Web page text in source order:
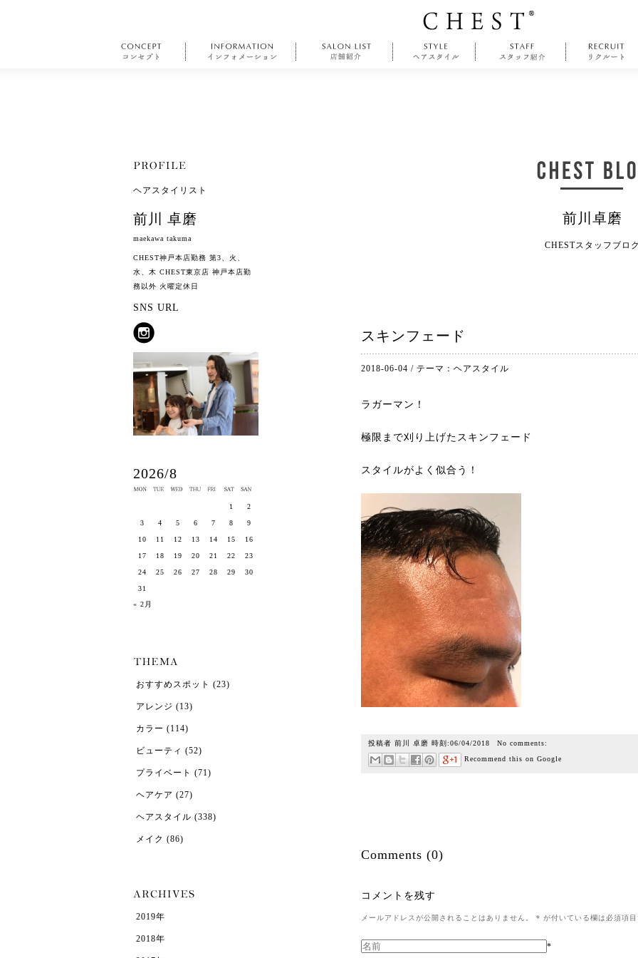
前川卓磨
CHESTスタッフブロ
スキンフェード
2018-06-04 / テーマ： ヘアスタイル
ラガーマン！
極限まで刈り上げたスキンフェード
スタイルがよく似合う！
投稿者 前川 卓磨 時刻:06/04/2018 No comments:
Recommend this on Google
Comments (0)
コメントを残す
メールアドレスが公開されることはありません。 * が付いている欄は必須項
*
ヘアスタイリスト
前川 卓磨
maekawa takuma
CHEST神戸本店勤務 第3、火、
水、木 CHEST東京店 神戸本店勤
務以外 火曜定休日
SNS URL
2026/8
« 2月
1 2
3 4 5 6 7 8 9
10 11 12 13 14 15 16
17 18 19 20 21 22 23
24 25 26 27 28 29 30
31
おすすめスポット (23)
アレンジ (13)
カラー (114)
ビューティ (52)
プライベート (71)
ヘアケア (27)
ヘアスタイル (338)
メイク (86)
2019年
2018年